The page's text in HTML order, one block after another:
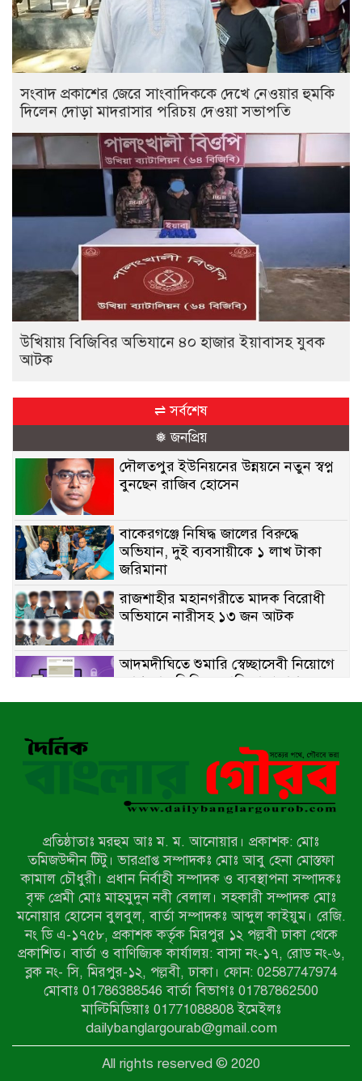
সংবাদ প্রকাশের জেরে সাংবাদিককে দেখে নেওয়ার হুমকি
দিলেন দোড়া মাদরাসার পরিচয় দেওয়া সভাপতি
উখিয়ায় বিজিবির অভিযানে ৪০ হাজার ইয়াবাসহ যুবক
আটক
⇌ সর্বশেষ
❅ জনপ্রিয়
দৌলতপুর ইউনিয়নের উন্নয়নে নতুন স্বপ্ন
বুনছেন রাজিব হোসেন
বাকেরগঞ্জে নিষিদ্ধ জালের বিরুদ্ধে
অভিযান, দুই ব্যবসায়ীকে ১ লাখ টাকা
জরিমানা
রাজশাহীর মহানগরীতে মাদক বিরোধী
অভিযানে নারীসহ ১৩ জন আটক
আদমদীঘিতে শুমারি স্বেচ্ছাসেবী নিয়োগে
যোগ্যতার ভিত্তিতে তালিকা প্রকাশ;
নির্বাচিতদের আ.লীগ ট্যাগে প্রচারণা
নেওয়ার হুমকি দিলেন দোড়া মাদরাসার
পরিচয় দেওয়া সভাপতি
উখিয়ায় বিজিবির অভিযানে ৪০ হাজার
ইয়াবাসহ যুবক আটক
পোরশায় ৭ মাসে ১৯ জনের অপমৃত্যু,
শীর্ষে আত্মহত্যা
হিন্দু বৌদ্ধ খ্রিস্টান কল্যাণ ফ্রন্টের
নীলফামারী কমিটি নিয়ে প্রশ্ন, প্রতিবাদে
সদস্য সচিব
দরিয়ানগরে প্যারাসেইলিং দুর্ঘটনায় পর্যটক
নিহত: হত্যা মামলার প্রধান আসামি ঢাকায়
র‌্যাবের জালে
আদাচাকী দক্ষিণপাড়া ফ্রেন্ডস ক্লাবের
আয়োজনে ফুটবল টুর্নামেন্টের ফাইনাল
প্রতিষ্ঠাতাঃ মরহুম আঃ ম. ম. আনোয়ার। প্রকাশক: মোঃ
তমিজউদ্দীন টিটু। ভারপ্রাপ্ত সম্পাদকঃ মোঃ আবু হেনা মোস্তফা
কামাল চৌধুরী। প্রধান নির্বাহী সম্পাদক ও ব্যবস্থাপনা সম্পাদকঃ
বৃক্ষ প্রেমী মোঃ মাহমুদুন নবী বেলাল। সহকারী সম্পাদক মোঃ
মনোয়ার হোসেন বুলবুল, বার্তা সম্পাদকঃ আব্দুল কাইয়ুম। রেজি.
নং ডি এ-১৭৫৮, প্রকাশক কর্তৃক মিরপুর ১২ পল্লবী ঢাকা থেকে
প্রকাশিত। বার্তা ও বাণিজ্যিক কার্যালয়: বাসা নং-১৭, রোড নং-৬,
ব্লক নং- সি, মিরপুর-১২, পল্লবী, ঢাকা। ফোন: 02587747974
মোবাঃ 01786388546 বার্তা বিভাগঃ 01787862500
মাল্টিমিডিয়াঃ 01771088808 ইমেইলঃ
dailybanglargourab@gmail.com
All rights reserved © 2020